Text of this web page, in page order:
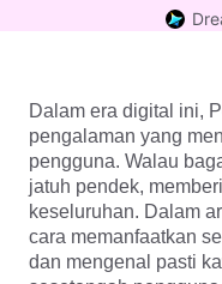
Dalam era digital ini,
pengalaman yang
pengguna. Walau
jatuh pendek,
keseluruhan. Dalam
cara memanfaatkan
dan mengenal pasti